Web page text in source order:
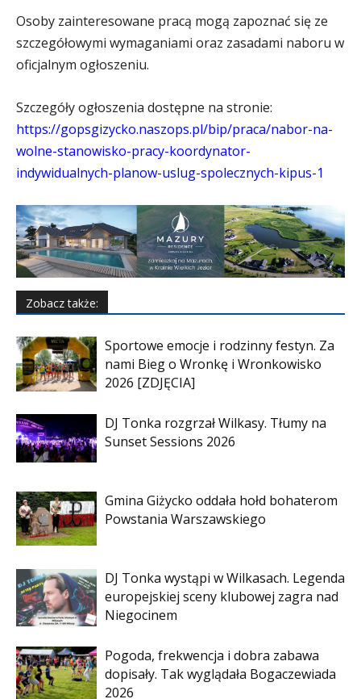
Osoby zainteresowane pracą mogą zapoznać się ze
szczegółowymi wymaganiami oraz zasadami naboru w
oficjalnym ogłoszeniu.
Szczegóły ogłoszenia dostępne na stronie:
https://gopsgizycko.naszops.pl/bip/praca/nabor-na-
wolne-stanowisko-pracy-koordynator-
indywidualnych-planow-uslug-spolecznych-kipus-1
Zobacz także:
Sportowe emocje i rodzinny festyn. Za
nami Bieg o Wronkę i Wronkowisko
2026 [ZDJĘCIA]
DJ Tonka rozgrzał Wilkasy. Tłumy na
Sunset Sessions 2026
Gmina Giżycko oddała hołd bohaterom
Powstania Warszawskiego
DJ Tonka wystąpi w Wilkasach. Legenda
europejskiej sceny klubowej zagra nad
Niegocinem
Pogoda, frekwencja i dobra zabawa
dopisały. Tak wyglądała Bogaczewiada
2026